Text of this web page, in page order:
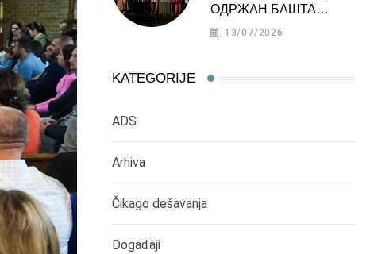
ОДРЖАН БАШТА
ФЕСТ 2026
13/07/2026
KATEGORIJE
ADS
Arhiva
Čikago dešavanja
Događaji